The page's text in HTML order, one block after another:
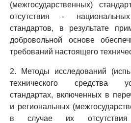
(межгосударственных)
отсутствия - национальных
стандартов, в результате
добровольной основе
требований настоящего
2. Методы исследований
технического средства
стандартах, включенных в
и региональных
в случае их